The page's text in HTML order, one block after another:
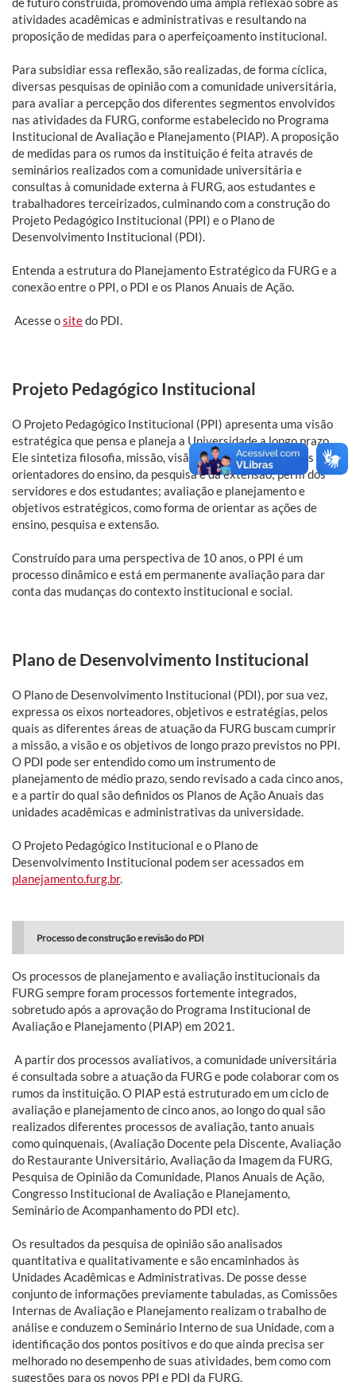
atividades acadêmicas e administrativas e resultando na
proposição de medidas para o aperfeiçoamento institucional.
Para subsidiar essa reflexão, são realizadas, de forma cíclica,
diversas pesquisas de opinião com a comunidade universitária,
para avaliar a percepção dos diferentes segmentos envolvidos
nas atividades da FURG, conforme estabelecido no Programa
Institucional de Avaliação e Planejamento (PIAP). A proposição
de medidas para os rumos da instituição é feita através de
seminários realizados com a comunidade universitária e
consultas à comunidade externa à FURG, aos estudantes e
trabalhadores terceirizados, culminando com a construção do
Projeto Pedagógico Institucional (PPI) e o Plano de
Desenvolvimento Institucional (PDI).
Entenda a estrutura do Planejamento Estratégico da FURG e a
conexão entre o PPI, o PDI e os Planos Anuais de Ação.
Acesse ositedo PDI.
Projeto Pedagógico Institucional
O Projeto Pedagógico Institucional (PPI) apresenta uma visão
estratégica que pensa e planeja a Universidade a longo prazo.
Ele sintetiza filosofia, missão, visão e diretrizes; princípios
orientadores do ensino, da pesquisa e da extensão; perfil dos
servidores e dos estudantes; avaliação e planejamento e
objetivos estratégicos, como forma de orientar as ações de
ensino, pesquisa e extensão.
Construído para uma perspectiva de 10 anos, o PPI é um
processo dinâmico e está em permanente avaliação para dar
conta das mudanças do contexto institucional e social.
Plano de Desenvolvimento Institucional
O Plano de Desenvolvimento Institucional (PDI), por sua vez,
expressa os eixos norteadores, objetivos e estratégias, pelos
quais as diferentes áreas de atuação da FURG buscam cumprir
a missão, a visão e os objetivos de longo prazo previstos no PPI.
O PDI pode ser entendido como um instrumento de
planejamento de médio prazo, sendo revisado a cada cinco anos,
e a partir do qual são definidos os Planos de Ação Anuais das
unidades acadêmicas e administrativas da universidade.
O Projeto Pedagógico Institucional e o Plano de
Desenvolvimento Institucional podem ser acessados em
planejamento.furg.br.
Processo de construção e revisão do PDI
Os processos de planejamento e avaliação institucionais da
FURG sempre foram processos fortemente integrados,
sobretudo após a aprovação do Programa Institucional de
Avaliação e Planejamento (PIAP) em 2021.
A partir dos processos avaliativos, a comunidade universitária
é consultada sobre a atuação da FURG e pode colaborar com os
rumos da instituição. O PIAP está estruturado em um ciclo de
avaliação e planejamento de cinco anos, ao longo do qual são
realizados diferentes processos de avaliação, tanto anuais
como quinquenais, (Avaliação Docente pela Discente, Avaliação
do Restaurante Universitário, Avaliação da Imagem da FURG,
Pesquisa de Opinião da Comunidade, Planos Anuais de Ação,
Congresso Institucional de Avaliação e Planejamento,
Seminário de Acompanhamento do PDI etc).
Os resultados da pesquisa de opinião são analisados
quantitativa e qualitativamente e são encaminhados às
Unidades Acadêmicas e Administrativas. De posse desse
conjunto de informações previamente tabuladas, as Comissões
Internas de Avaliação e Planejamento realizam o trabalho de
análise e conduzem o Seminário Interno de sua Unidade, com a
identificação dos pontos positivos e do que ainda precisa ser
melhorado no desempenho de suas atividades, bem como com
sugestões para os novos PPI e PDI da FURG.